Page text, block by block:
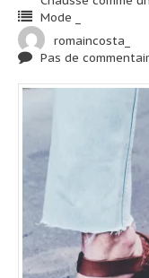
Mode _
romaincosta_
Pas de